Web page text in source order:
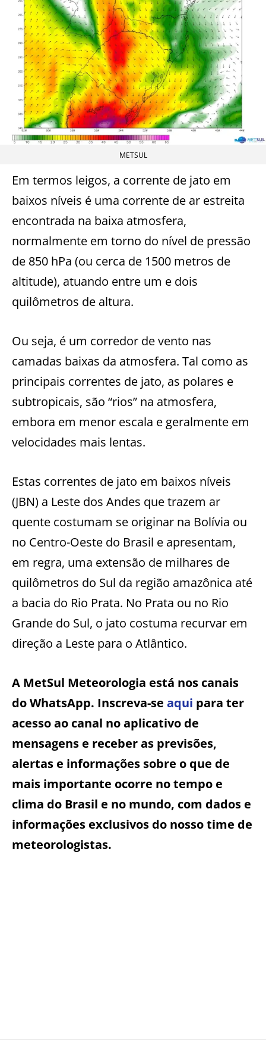
METSUL
Em termos leigos, a corrente de jato em
baixos níveis é uma corrente de ar estreita
encontrada na baixa atmosfera,
normalmente em torno do nível de pressão
de 850 hPa (ou cerca de 1500 metros de
altitude), atuando entre um e dois
quilômetros de altura.
Ou seja, é um corredor de vento nas
camadas baixas da atmosfera. Tal como as
principais correntes de jato, as polares e
subtropicais, são “rios” na atmosfera,
embora em menor escala e geralmente em
velocidades mais lentas.
Estas correntes de jato em baixos níveis
(JBN) a Leste dos Andes que trazem ar
quente costumam se originar na Bolívia ou
no Centro-Oeste do Brasil e apresentam,
em regra, uma extensão de milhares de
quilômetros do Sul da região amazônica até
a bacia do Rio Prata. No Prata ou no Rio
Grande do Sul, o jato costuma recurvar em
direção a Leste para o Atlântico.
A MetSul Meteorologia está nos canais
do WhatsApp. Inscreva-se aqui para ter
acesso ao canal no aplicativo de
mensagens e receber as previsões,
alertas e informações sobre o que de
mais importante ocorre no tempo e
clima do Brasil e no mundo, com dados e
informações exclusivos do nosso time de
meteorologistas.